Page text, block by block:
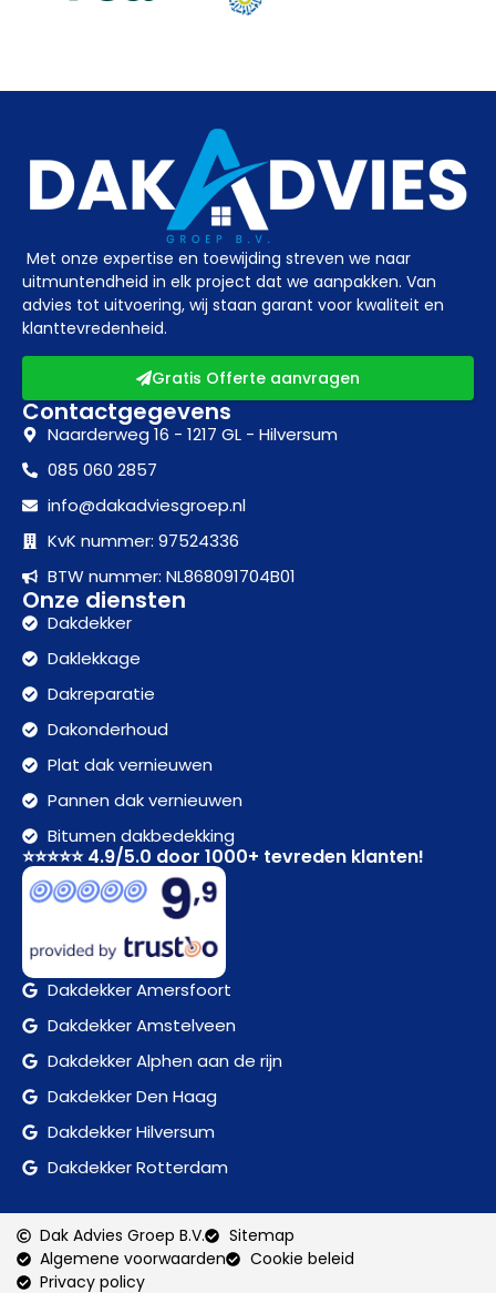
Met onze expertise en toewijding streven we naar
uitmuntendheid in elk project dat we aanpakken. Van
advies tot uitvoering, wij staan garant voor kwaliteit en
klanttevredenheid.
Gratis Offerte aanvragen
Contactgegevens
Naarderweg 16 - 1217 GL - Hilversum
085 060 2857
info@dakadviesgroep.nl
KvK nummer: 97524336
BTW nummer: NL868091704B01
Onze diensten
Dakdekker
Daklekkage
Dakreparatie
Dakonderhoud
Plat dak vernieuwen
Pannen dak vernieuwen
Bitumen dakbedekking
⭐⭐⭐⭐⭐ 4.9/5.0 door 1000+ tevreden klanten!
Dakdekker Amersfoort
Dakdekker Amstelveen
Dakdekker Alphen aan de rijn
Dakdekker Den Haag
Dakdekker Hilversum
Dakdekker Rotterdam
Dak Advies Groep B.V.
Sitemap
Algemene voorwaarden
Cookie beleid
Privacy policy